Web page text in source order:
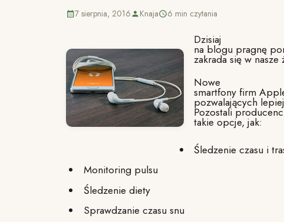
7 sierpnia, 2016 Knaja 6 min czytania
Dzisiaj
na blogu pragnę
zakrada się w nasze
Nowe
smartfony firm
pozwalających
Pozostali
takie opcje, jak:
Śledzenie czasu i
Monitoring pulsu
Śledzenie diety
Sprawdzanie czasu snu